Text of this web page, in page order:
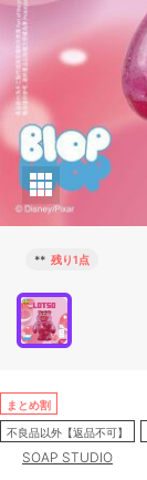
** 残り1点
まとめ割
不良品以外【返品不可】
SOAP STUDIO